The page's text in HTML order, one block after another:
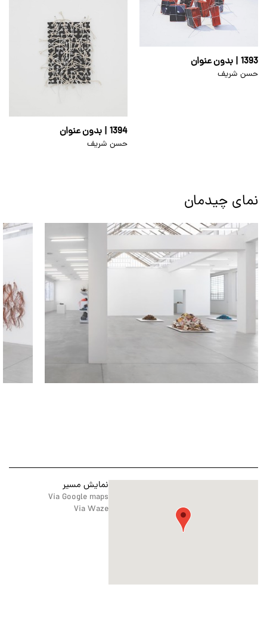
1393 | بدون عنوان
حسن شریف
1394 | بدون عنوان
حسن شریف
نمای چیدمان
نمایش مسیر
Via Google maps
Via Waze